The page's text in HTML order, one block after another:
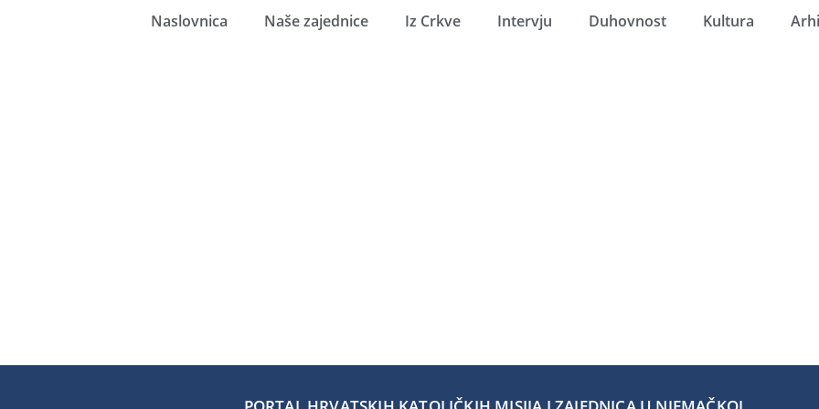
Naslovnica Naše zajednice Iz Crkve Intervju Duhovnost Kultura